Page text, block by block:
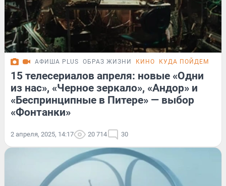
АФИША PLUS ОБРАЗ ЖИЗНИ КИНО КУДА ПОЙДЕМ
15 телесериалов апреля: новые «Одни
из нас», «Черное зеркало», «Андор» и
«Беспринципные в Питере» — выбор
«Фонтанки»
2 апреля, 2025, 14:17 20 714 30